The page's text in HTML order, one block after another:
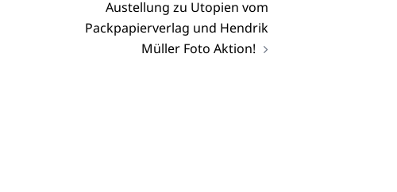
Austellung zu Utopien vom
Packpapierverlag und Hendrik
Müller Foto Aktion!